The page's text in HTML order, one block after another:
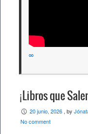
∞
¡Libros que
P 20 junio, 2026 , by
No comment